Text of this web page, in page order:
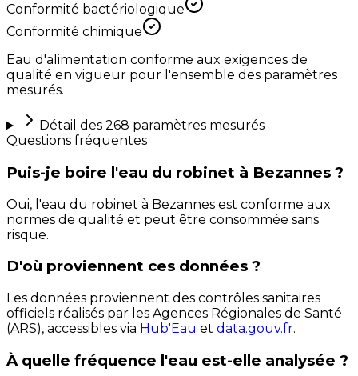
Conformité bactériologique
Conformité chimique
Eau d'alimentation conforme aux exigences de
qualité en vigueur pour l'ensemble des paramètres
mesurés.
Détail des 268 paramètres mesurés
Questions fréquentes
Puis-je boire l'eau du robinet à Bezannes ?
Oui, l'eau du robinet à Bezannes est conforme aux
normes de qualité et peut être consommée sans
risque.
D'où proviennent ces données ?
Les données proviennent des contrôles sanitaires
officiels réalisés par les Agences Régionales de Santé
(ARS), accessibles via Hub'Eau et data.gouv.fr.
À quelle fréquence l'eau est-elle analysée ?